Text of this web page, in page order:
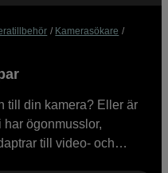
Kamerasökare
till din kamera? Eller är
ögonmusslor,
till video- och